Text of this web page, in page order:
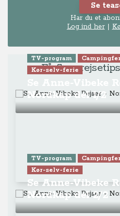
Se
Har du et
Log ind her|
Få flere
TV-program
Kør-selv-ferie
Nordkap del 1/2
TV-program
Kør-selv-ferie
Se Anne-Vibeke
Nordkap del 2/2